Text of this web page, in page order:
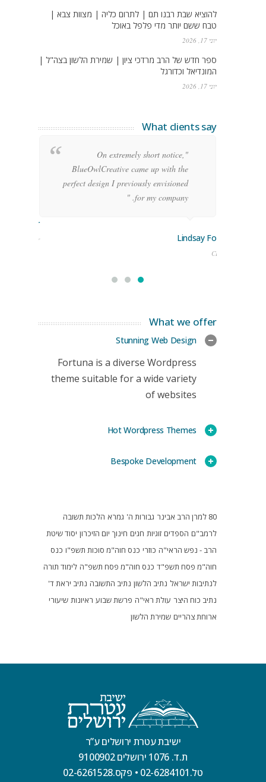
להוציא שבת רבנו תם | לתרום כליה | מצוות צבא |
טבח ששם יותר מדי פלפל באוכל
יוני 17, 2026
ספר חדש של הרב מרדכי ציון | שמירת הלשון בצה"ל |
המונדיאל וכדורגל
יוני 17, 2026
What clients say
"On extremely short notice,
BlueOwlCreative came up with the
perfect design I previously envisioned
for my company. "
Lindsay Ford
CEO
Stoner
Manager
What we offer
Stunning Web Design
Fortuna is a diverse Wordpress
theme suitable for a wide variety
of websites
Hot Wordpress Themes
Bespoke Development
80 למרן הרב אבינר גבורות ה' גמרא הלכות תשובה
לרמב"ם הספדים זוגיות חגים חינוך יום הזיכרון יסוד שיטת
הרב - נפש הראי"ה כוזרי כנס חוה"מ סוכות תשפ"ו כנס
חוה"מ פסח תשפ"ד כנס חוה"מ פסח תשפ"ה לימוד תורה
לנתיבות ישראל נתיב הלשון נתיב התשובה נתיב יראת ד'
נתיב כוח היצר עולת ראי"ה פרשת שבוע ראיונות שיעורי
ארוחת צהריים שמירת הלשון
ישיבת עטרת ירושלים ע”ר
ת.ד. 1076 ירושלים 9100902
טל.02-6284101
• פקס.02-6261528